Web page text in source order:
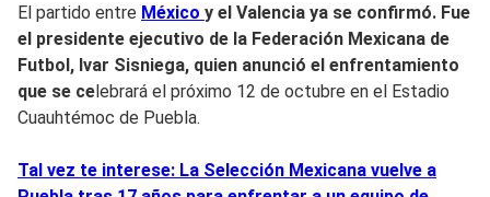
El partido entre México y el Valencia ya se confirmó. Fue
el presidente ejecutivo de la Federación Mexicana de
Futbol, Ivar Sisniega, quien anunció el enfrentamiento
que se celebrará el próximo 12 de octubre en el Estadio
Cuauhtémoc de Puebla.
Tal vez te interese: La Selección Mexicana vuelve a